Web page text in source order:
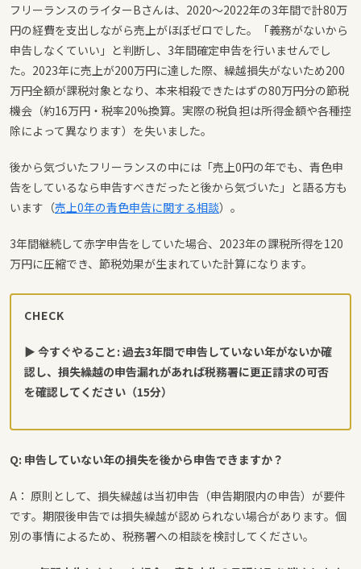
フリーランスのライターBさんは、2020〜2022年の3年間で計80万
円の経費を支出しながら売上がほぼゼロでした。「義務がないから
申告しなくていい」と判断し、3年間確定申告を行いませんでし
た。2023年に売上が200万円に達した際、繰越損失がないため200
万円全額が課税対象となり、本来相殺できたはずの80万円分の節税
機会（約16万円・税率20%換算。実際の税負担は所得金額や各種控
除によって異なります）を失いました。
後から気づいたフリーランスの中には「売上0円の年でも、青色申
告をしているなら申告すべきだったと後から気づいた」と語る方も
います（売上0年の青色申告に関する相談）。
3年間継続して赤字申告をしていた場合、2023年の課税所得を120
万円に圧縮でき、節税効果が生まれていた計算になります。
CHECK
▶ 今すぐやること: 過去3年間で申告していない年がないか確
認し、損失繰越の申告漏れがあれば税務署に更正請求の可否
を確認してください（15分）
Q: 申告していない年の損失を後から申告できますか？
A： 原則として、損失繰越は当初申告（申告期限内の申告）が要件
です。期限後申告では損失繰越が認められない場合があります。個
別の事情によるため、税務署への相談を検討してください。